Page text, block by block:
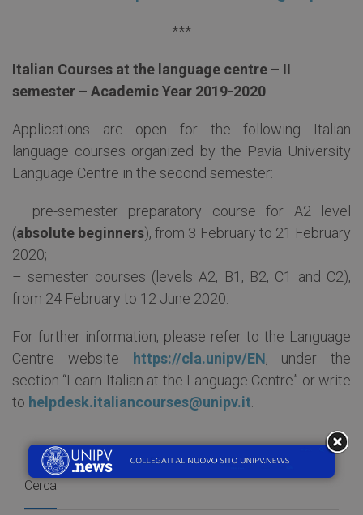
***
Italian Courses at the language centre – II
semester – Academic Year 2019-2020
Applications are open for the following Italian
language courses organized by the Pavia University
Language Centre in the second semester:
– pre-semester preparatory course for A2 level
(absolute beginners), from 3 February to 21 February
2020;
– semester courses (levels A2, B1, B2, C1 and C2),
from 24 February to 12 June 2020.
For further information, please refer to the Language
Centre website https://cla.unipv/EN, under the
section “Learn Italian at the Language Centre” or write
to helpdesk.italiancourses@unipv.it
Cerca